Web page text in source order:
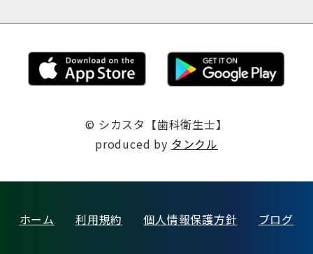
© シカスタ【歯科衛生士】
produced by タンクル
ホーム 利用規約 個人情報保護方針 ブログ